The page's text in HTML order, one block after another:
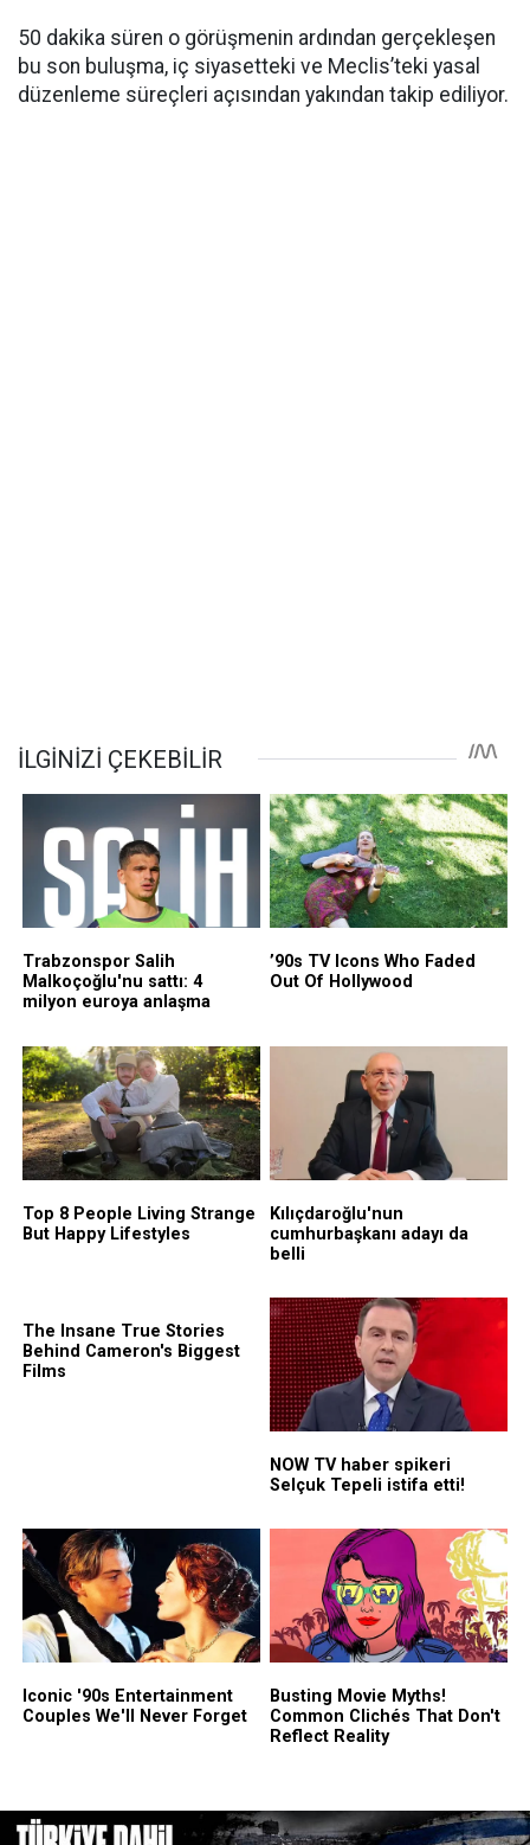
50 dakika süren o görüşmenin ardından gerçekleşen
bu son buluşma, iç siyasetteki ve Meclis’teki yasal
düzenleme süreçleri açısından yakından takip ediliyor.